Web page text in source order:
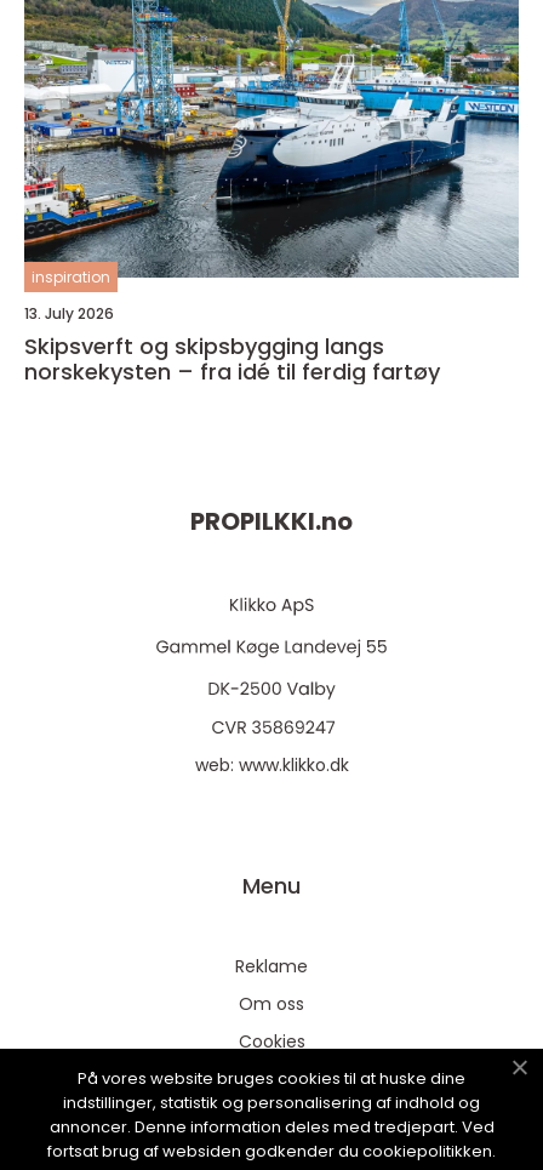
inspiration
13. July 2026
Skipsverft og skipsbygging langs
norskekysten – fra idé til ferdig fartøy
PROPILKKI.no
web: www.klikko.dk
Menu
Reklame
Om oss
Cookies
Kontakt Oss
Sitemap
På vores website bruges cookies til at huske dine
indstillinger, statistik og personalisering af indhold og
annoncer. Denne information deles med tredjepart. Ved
fortsat brug af websiden godkender du cookiepolitikken.